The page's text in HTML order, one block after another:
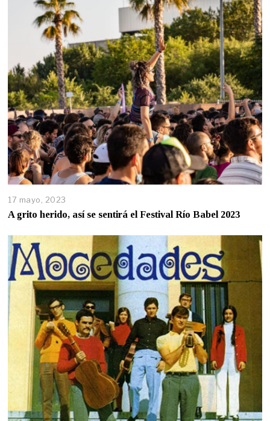
17 mayo, 2023
A grito herido, así se sentirá el Festival Río Babel 2023